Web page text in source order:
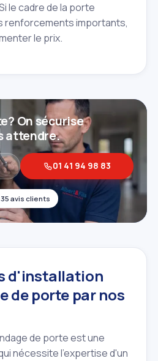
le cadre de la porte
renforcements importants,
le prix.
avis clients
On sécurise
attendre.
01 41 94 98 83
d'installation
de porte par nos
de porte est une
nécessite l'expertise d'un